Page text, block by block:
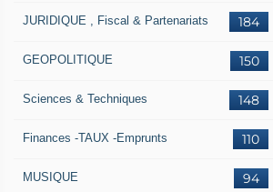
184
JURIDIQUE , Fiscal & Partenariats
150
GEOPOLITIQUE
148
Sciences & Techniques
110
Finances -TAUX -Emprunts
94
MUSIQUE